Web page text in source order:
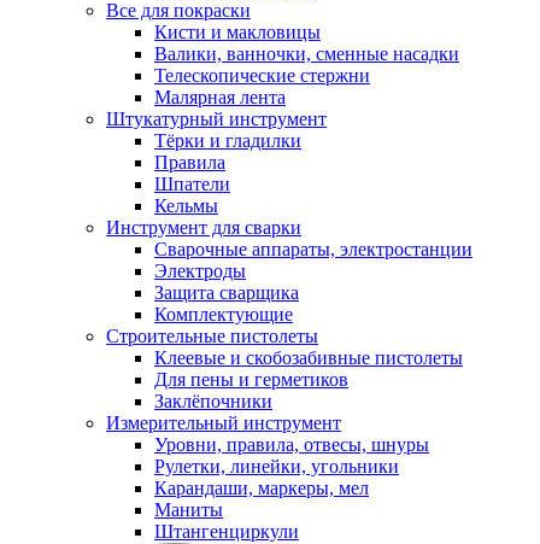
Все для покраски
Кисти и макловицы
Валики, ванночки, сменные насадки
Телескопические стержни
Малярная лента
Штукатурный инструмент
Тёрки и гладилки
Правила
Шпатели
Кельмы
Инструмент для сварки
Сварочные аппараты, электростанции
Электроды
Защита сварщика
Комплектующие
Строительные пистолеты
Клеевые и скобозабивные пистолеты
Для пены и герметиков
Заклёпочники
Измерительный инструмент
Уровни, правила, отвесы, шнуры
Рулетки, линейки, угольники
Карандаши, маркеры, мел
Маниты
Штангенциркули